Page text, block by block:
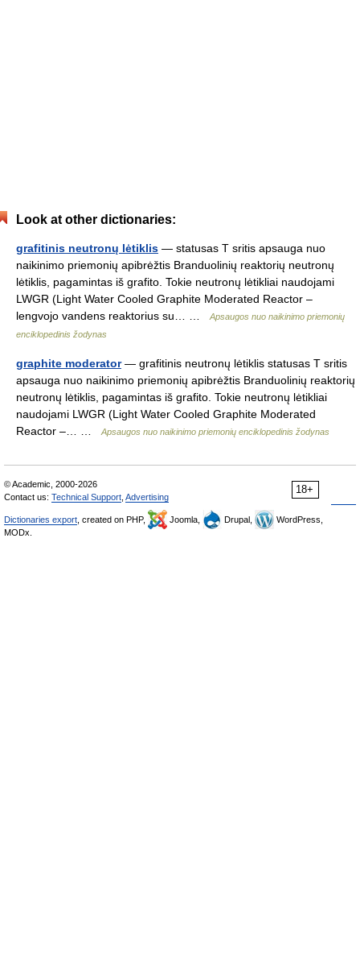
Look at other dictionaries:
grafitinis neutronų lėtiklis — statusas T sritis apsauga nuo
naikinimo priemonių apibrėžtis Branduolinių reaktorių neutronų
lėtiklis, pagamintas iš grafito. Tokie neutronų lėtikliai naudojami
LWGR (Light Water Cooled Graphite Moderated Reactor –
lengvojo vandens reaktorius su… …
Apsaugos nuo naikinimo priemonių
enciklopedinis žodynas
graphite moderator— grafitinis neutronų lėtiklis statusas T sritis
apsauga nuo naikinimo priemonių apibrėžtis Branduolinių reaktorių
neutronų lėtiklis, pagamintas iš grafito. Tokie neutronų lėtikliai
naudojami LWGR (Light Water Cooled Graphite Moderated
Reactor –… …
Apsaugos nuo naikinimo priemonių enciklopedinis žodynas
18+
© Academic, 2000-2026
Contact us: Technical Support Advertising
Dictionaries export , created on PHP, Joomla, Drupal,
WordPress,
MODx.